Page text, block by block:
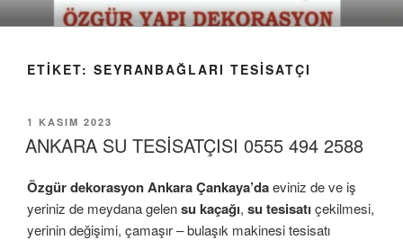
İçeriğe
geç
ETIKET: SEYRANBAĞLARI TESISATÇI
YAYIM
TARIHI
1 KASIM 2023
ANKARA SU TESİSATÇISI 0555 494 2588
Özgür dekorasyonAnkara Çankaya’daeviniz de ve iş
yeriniz de meydana gelensu kaçağı, su tesisatı çekilmesi,
yerinin değişimi, çamaşır – bulaşık makinesi tesisatı